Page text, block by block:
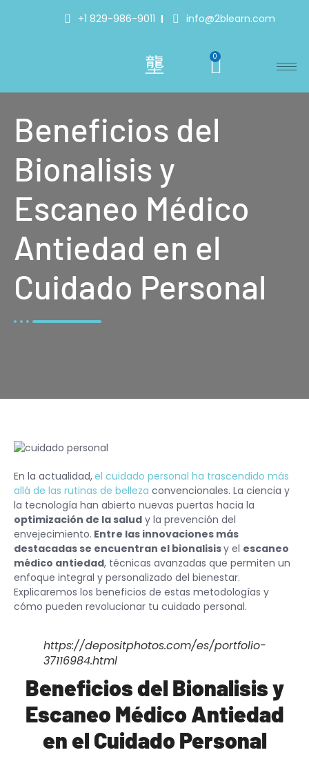
+1 829-986-9011 info@2blearn.com
0
Beneficios del
Bionalisis y
Escaneo Médico
Antiedad en el
Cuidado Personal
En la actualidad,el cuidado personal ha trascendido más
allá de las rutinas de belleza convencionales. La ciencia y
la tecnología han abierto nuevas puertas hacia la
optimización de la salud y la prevención del
envejecimiento. Entre las innovaciones más
destacadas se encuentran el bionalisisy el escaneo
médico antiedad, técnicas avanzadas que permiten un
enfoque integral y personalizado del bienestar.
Explicaremos los beneficios de estas metodologías y
cómo pueden revolucionar tu cuidado personal.
https://depositphotos.com/es/portfolio-
37116984.html
Beneficios del Bionalisis y
Escaneo Médico Antiedad
en el Cuidado Personal